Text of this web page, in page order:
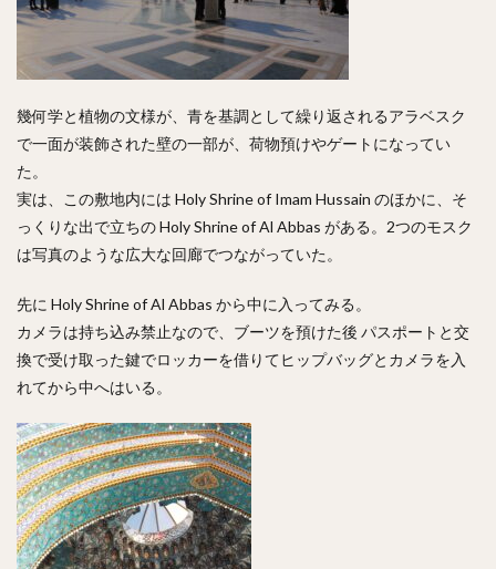
幾何学と植物の文様が、青を基調として繰り返されるアラベスク
で一面が装飾された壁の一部が、荷物預けやゲートになってい
た。
実は、この敷地内には Holy Shrine of Imam Hussain のほかに、そ
っくりな出で立ちの Holy Shrine of Al Abbas がある。2つのモスク
は写真のような広大な回廊でつながっていた。
先に Holy Shrine of Al Abbas から中に入ってみる。
カメラは持ち込み禁止なので、ブーツを預けた後 パスポートと交
換で受け取った鍵でロッカーを借りてヒップバッグとカメラを入
れてから中へはいる。